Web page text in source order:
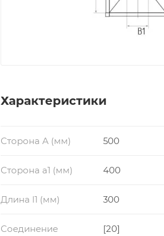
Характеристики
Сторона А (мм) 500
Сторона a1 (мм) 400
Длина l1 (мм) 300
Соединение [20]